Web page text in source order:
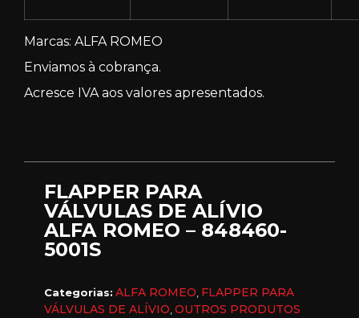
Marcas: ALFA ROMEO
Enviamos à cobrança.
Acresce IVA aos valores apresentados.
FLAPPER PARA
VÁLVULAS DE ALÍVIO
ALFA ROMEO – 848460-
5001S
Categorias: ALFA ROMEO, FLAPPER PARA
VÁLVULAS DE ALÍVIO,OUTROS PRODUTOS